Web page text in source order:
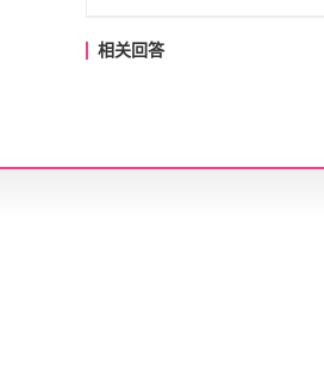
相关回答